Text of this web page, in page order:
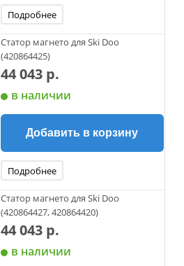
Подробнее
Статор магнето для Ski Doo
(420864425)
44 043 р.
в наличии
Добавить в корзину
Подробнее
Статор магнето для Ski Doo
(420864427, 420864420)
44 043 р.
в наличии